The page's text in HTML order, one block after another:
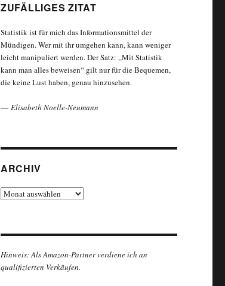
ZUFÄLLIGES ZITAT
Statistik ist für mich das Informationsmittel der
Mündigen. Wer mit ihr umgehen kann, kann weniger
leicht manipuliert werden. Der Satz: „Mit Statistik
kann man alles beweisen“ gilt nur für die Bequemen,
die keine Lust haben, genau hinzusehen.
— Elisabeth Noelle-Neumann
ARCHIV
Archiv
Hinweis: Als Amazon-Partner verdiene ich an
qualifizierten Verkäufen.